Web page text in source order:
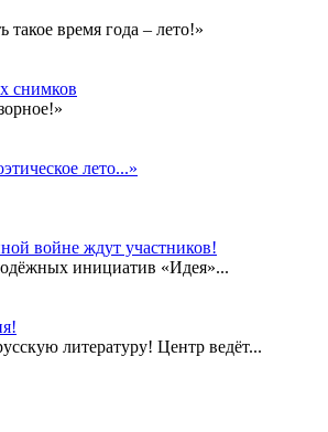
такое время года – лето!»
снимков
лето...»
войне ждут участников!
инициатив «Идея»...
литературу! Центр ведёт...